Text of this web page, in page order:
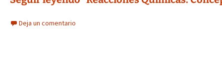
Deja un comentario